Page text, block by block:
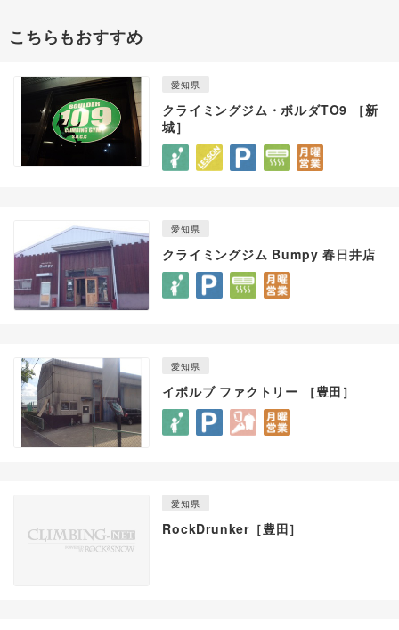
こちらもおすすめ
愛知県
クライミングジム・ボルダTO9 ［新
城］
愛知県
クライミングジム Bumpy 春日井店
愛知県
イボルブ ファクトリー ［豊田］
愛知県
RockDrunker［豊田］